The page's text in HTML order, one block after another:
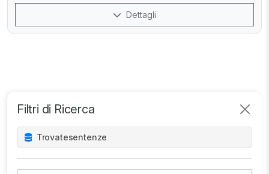
Filtri di Ricerca
Trovatesentenze
Dettagli